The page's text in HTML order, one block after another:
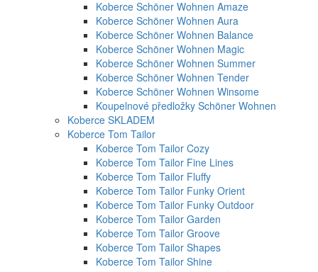
Koberce Schöner Wohnen Amaze
Koberce Schöner Wohnen Aura
Koberce Schöner Wohnen Balance
Koberce Schöner Wohnen Magic
Koberce Schöner Wohnen Summer
Koberce Schöner Wohnen Tender
Koberce Schöner Wohnen Winsome
Koupelnové předložky Schöner Wohnen
Koberce SKLADEM
Koberce Tom Tailor
Koberce Tom Tailor Cozy
Koberce Tom Tailor Fine Lines
Koberce Tom Tailor Fluffy
Koberce Tom Tailor Funky Orient
Koberce Tom Tailor Funky Outdoor
Koberce Tom Tailor Garden
Koberce Tom Tailor Groove
Koberce Tom Tailor Shapes
Koberce Tom Tailor Shine